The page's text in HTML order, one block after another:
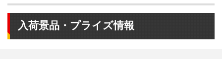
入荷景品・プライズ情報